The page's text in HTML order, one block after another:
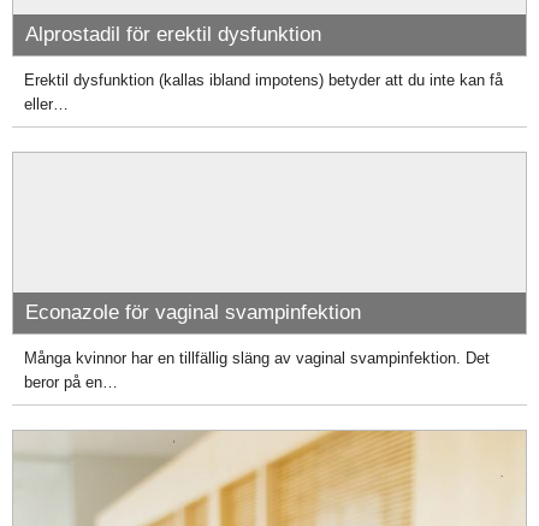
Alprostadil för erektil dysfunktion
Erektil dysfunktion (kallas ibland impotens) betyder att du inte kan få
eller…
Econazole för vaginal svampinfektion
Många kvinnor har en tillfällig släng av vaginal svampinfektion. Det
beror på en…